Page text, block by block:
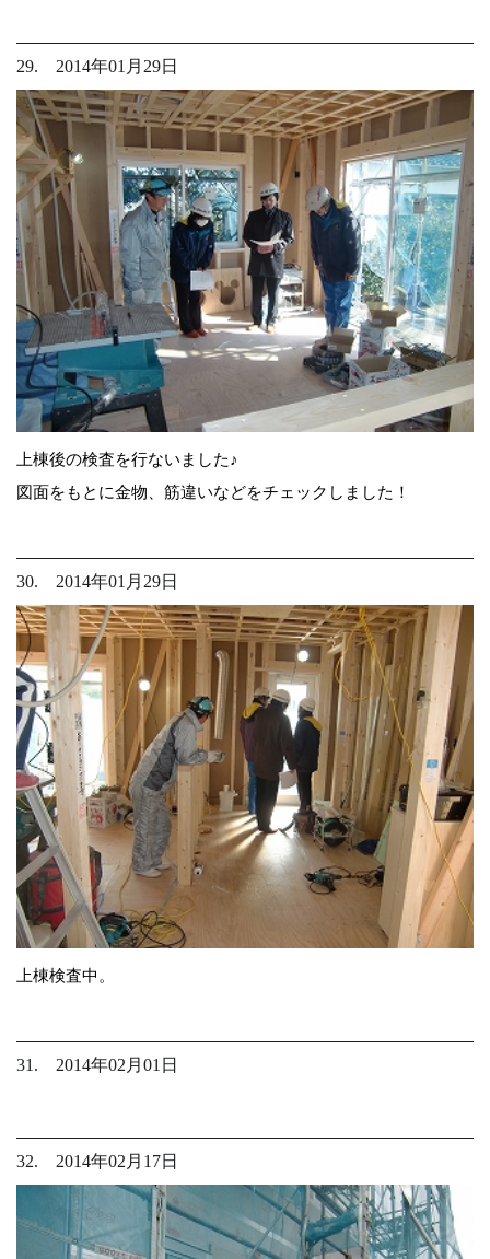
29. 2014年01月29日
上棟後の検査を行ないました♪
図面をもとに金物、筋違いなどをチェックしました！
30. 2014年01月29日
上棟検査中。
31. 2014年02月01日
32. 2014年02月17日